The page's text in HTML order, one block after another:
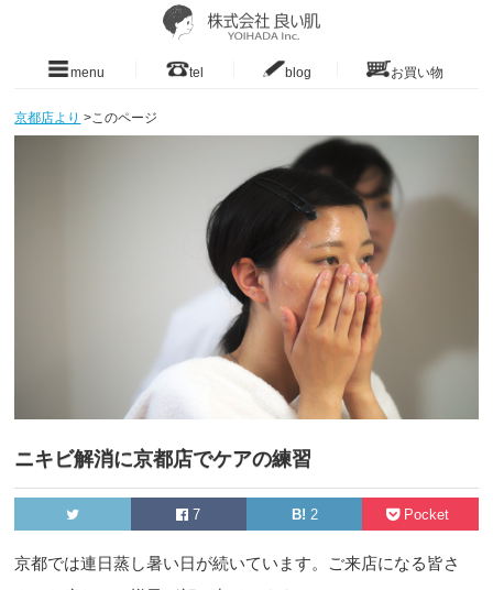
menu tel blog お買い物
京都店より >このページ
ニキビ解消に京都店でケアの練習
7 B! 2 Pocket
​京都では連日蒸し暑い日が続いています。ご来店になる皆さ